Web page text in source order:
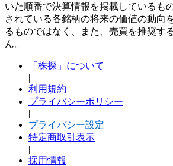
いた順番で決算情報を掲載しているも
されている各銘柄の将来の価値の動向
るものではなく、また、売買を推奨す
ん。
「株探」について
|
利用規約
プライバシーポリシー
|
プライバシー設定
特定商取引表示
|
採用情報